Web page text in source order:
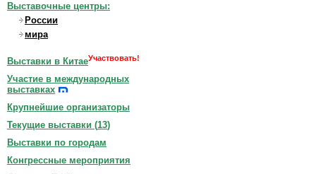
Выставочные центры:
России
мира
Выставки в КитаеУчаствовать!
Участие в международных
выставках
Крупнейшие организаторы
Текущие выставки (13)
Выставки по городам
Конгрессные мероприятия